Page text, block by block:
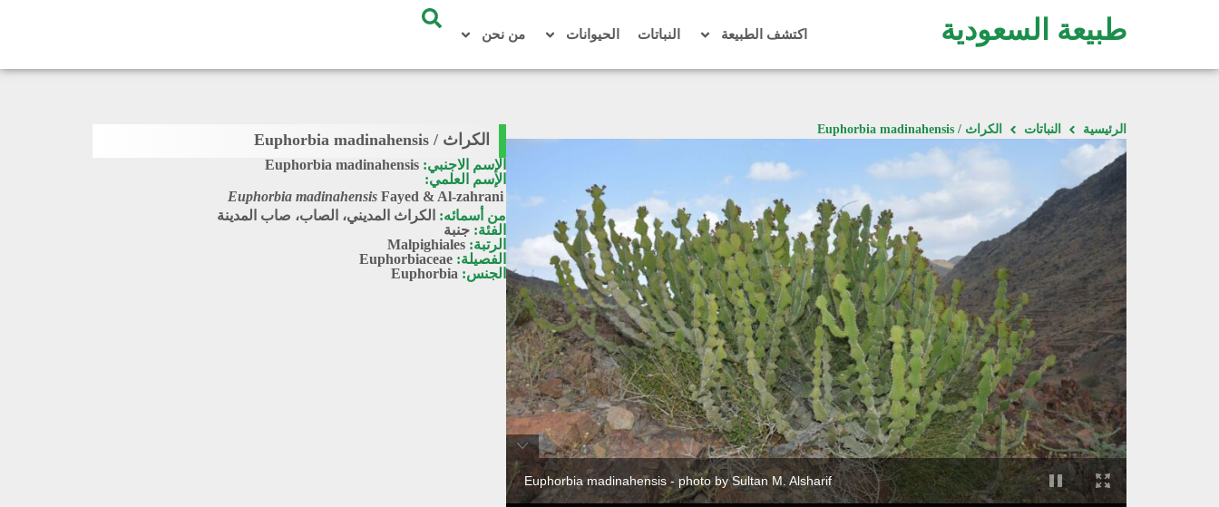
طبيعة السعودية اكتشف الطبيعة النباتات الحيوانات من نحن
الرئيسية النباتات الكراث / Euphorbia madinahensis
Euphorbia madinahensis - photo by Sultan M. Alsharif
الكراث / Euphorbia madinahensis
الإسم الاجنبي: Euphorbia madinahensis
الإسم العلمي:
Euphorbia madinahensis Fayed & Al-zahrani
من أسمائه: الكراث المديني، الصاب، صاب المدينة
الفئة: جنبة
الرتبة: Malpighiales
الفصيلة: Euphorbiaceae
الجنس: Euphorbia